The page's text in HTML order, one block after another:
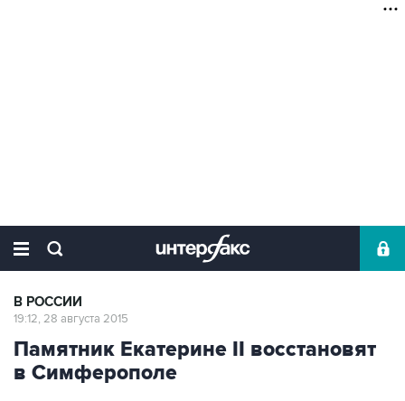
В РОССИИ
19:12, 28 августа 2015
Памятник Екатерине II восстановят
в Симферополе